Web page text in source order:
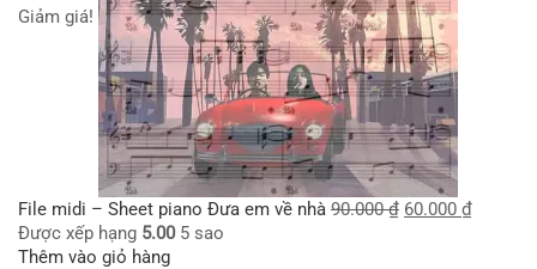
Giảm giá!
File midi – Sheet piano Đưa em về nhà 90.000₫ 60.000 ₫
Được xếp hạng 5.005 sao
Thêm vào giỏ hàng